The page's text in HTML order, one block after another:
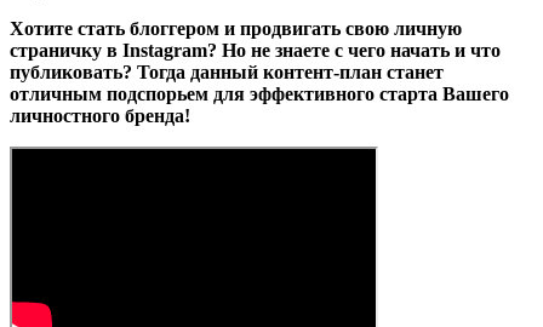
Хотите стать блоггером и продвигать свою личную
страничку в Instagram? Но не знаете с чего начать и что
публиковать? Тогда данный контент-план станет
отличным подспорьем для эффективного старта Вашего
личностного бренда!